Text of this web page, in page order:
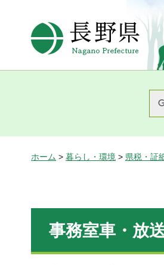
長野
ホーム > 暮らし・環境 > 県税・証
事務室車・放